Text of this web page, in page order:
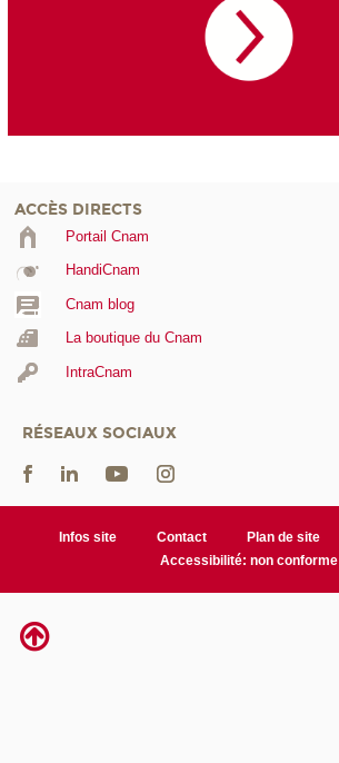
ACCÈS DIRECTS
Portail Cnam
HandiCnam
Cnam blog
La boutique du Cnam
IntraCnam
RÉSEAUX SOCIAUX
Infos site Contact Plan de site
Accessibilité: non conforme